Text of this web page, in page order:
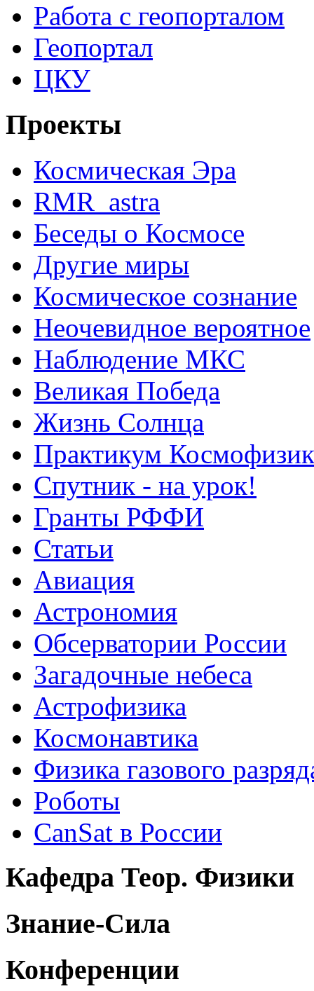
Работа с геопорталом
Геопортал
ЦКУ
Проекты
Космическая Эра
RMR_astra
Беседы о Космосе
Другие миры
Космическое сознание
Неочевидное вероятное
Наблюдение МКС
Великая Победа
Жизнь Солнца
Практикум
Спутник - на урок!
Гранты РФФИ
Статьи
Авиация
Астрономия
Обсерватории России
Загадочные небеса
Астрофизика
Космонавтика
Физика газового
Роботы
CanSat в России
Кафедра Теор. Физики
Знание-Сила
Конференции